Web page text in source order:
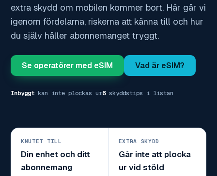
extra skydd om mobilen kommer bort. Här går vi
igenom fördelarna, riskerna att känna till och hur
du själv håller abonnemanget tryggt.
Se operatörer med eSIM Vad är eSIM?
Inbyggt kan inte plockas ur6skyddstips i listan
KNUTET TILL
Din enhet och ditt
abonnemang
EXTRA SKYDD
Går inte att plocka
ur vid stöld